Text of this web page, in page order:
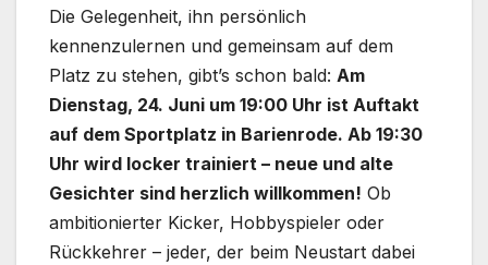
Die Gelegenheit, ihn persönlich
kennenzulernen und gemeinsam auf dem
Platz zu stehen, gibt’s schon bald: Am
Dienstag, 24. Juni um 19:00 Uhr ist Auftakt
auf dem Sportplatz in Barienrode. Ab 19:30
Uhr wird locker trainiert – neue und alte
Gesichter sind herzlich willkommen! Ob
ambitionierter Kicker, Hobbyspieler oder
Rückkehrer – jeder, der beim Neustart dabei